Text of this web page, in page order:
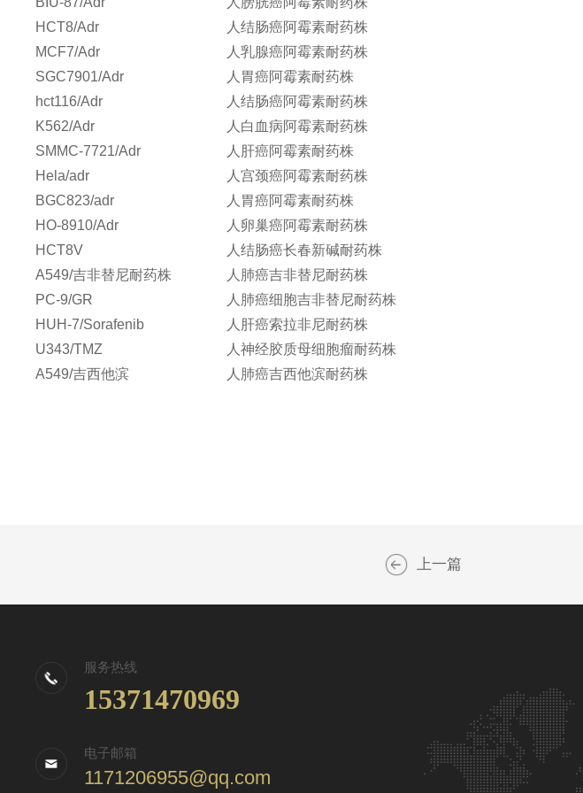
HCT8/Adr
人结肠癌阿霉素耐药株
MCF7/Adr
人乳腺癌阿霉素耐药株
SGC7901/Adr
人胃癌阿霉素耐药株
hct116/Adr
人结肠癌阿霉素耐药株
K562/Adr
人白血病阿霉素耐药株
SMMC-7721/Adr
人肝癌阿霉素耐药株
Hela/adr
人宫颈癌阿霉素耐药株
BGC823/adr
人胃癌阿霉素耐药株
HO-8910/Adr
人卵巢癌阿霉素耐药株
HCT8V
人结肠癌长春新碱耐药株
A549/吉非替尼耐药株
人肺癌吉非替尼耐药株
PC-9/GR
人肺癌细胞吉非替尼耐药株
HUH-7/Sorafenib
人肝癌索拉非尼耐药株
U343/TMZ
人神经胶质母细胞瘤耐药株
A549/吉西他滨
人肺癌吉西他滨耐药株
上一篇
服务热线
15371470969
电子邮箱
1171206955@qq.com